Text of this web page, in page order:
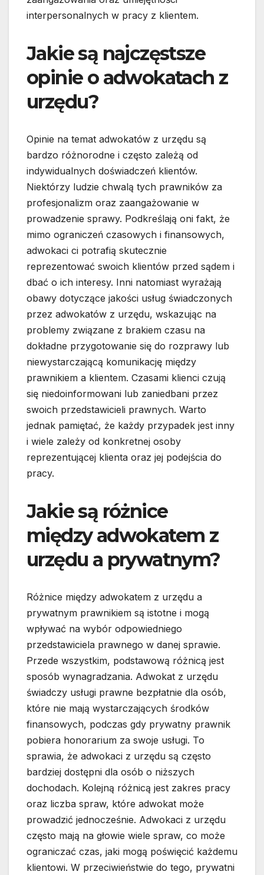
interpersonalnych w pracy z klientem.
Jakie są najczęstsze
opinie o adwokatach z
urzędu?
Opinie na temat adwokatów z urzędu są
bardzo różnorodne i często zależą od
indywidualnych doświadczeń klientów.
Niektórzy ludzie chwalą tych prawników za
profesjonalizm oraz zaangażowanie w
prowadzenie sprawy. Podkreślają oni fakt, że
mimo ograniczeń czasowych i finansowych,
adwokaci ci potrafią skutecznie
reprezentować swoich klientów przed sądem i
dbać o ich interesy. Inni natomiast wyrażają
obawy dotyczące jakości usług świadczonych
przez adwokatów z urzędu, wskazując na
problemy związane z brakiem czasu na
dokładne przygotowanie się do rozprawy lub
niewystarczającą komunikację między
prawnikiem a klientem. Czasami klienci czują
się niedoinformowani lub zaniedbani przez
swoich przedstawicieli prawnych. Warto
jednak pamiętać, że każdy przypadek jest inny
i wiele zależy od konkretnej osoby
reprezentującej klienta oraz jej podejścia do
pracy.
Jakie są różnice
między adwokatem z
urzędu a prywatnym?
Różnice między adwokatem z urzędu a
prywatnym prawnikiem są istotne i mogą
wpływać na wybór odpowiedniego
przedstawiciela prawnego w danej sprawie.
Przede wszystkim, podstawową różnicą jest
sposób wynagradzania. Adwokat z urzędu
świadczy usługi prawne bezpłatnie dla osób,
które nie mają wystarczających środków
finansowych, podczas gdy prywatny prawnik
pobiera honorarium za swoje usługi. To
sprawia, że adwokaci z urzędu są często
bardziej dostępni dla osób o niższych
dochodach. Kolejną różnicą jest zakres pracy
oraz liczba spraw, które adwokat może
prowadzić jednocześnie. Adwokaci z urzędu
często mają na głowie wiele spraw, co może
ograniczać czas, jaki mogą poświęcić każdemu
klientowi. W przeciwieństwie do tego, prywatni